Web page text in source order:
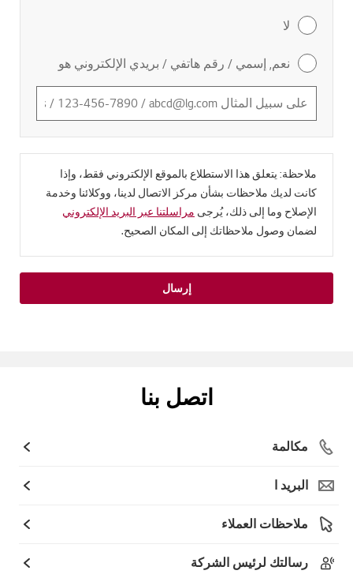
لا
نعم, إسمي / رقم هاتفي / بريدي الإلكتروني هو
ملاحظة: يتعلق هذا الاستطلاع بالموقع الإلكتروني فقط، وإذا
كانت لديك ملاحظات بشأن مركز الاتصال لدينا، ووكلائنا وخدمة
الإصلاح وما إلى ذلك، يُرجى مراسلتنا عبر البريد الإلكتروني
لضمان وصول ملاحظاتك إلى المكان الصحيح.
إرسال
اتصل بنا
مكالمة
البريد ا
ملاحظات العملاء
رسالتك لرئيس الشركة